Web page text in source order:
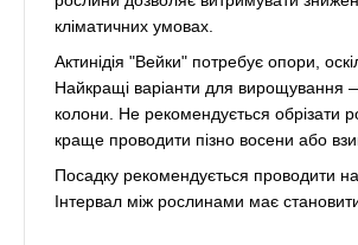
кліматичних умовах.
Актинідія "Вейки" потребує опори,
Найкращі варіанти для вирощування
колони. Не рекомендується обрізати
краще проводити пізно восени або
Посадку рекомендується проводити
Інтервал між рослинами має